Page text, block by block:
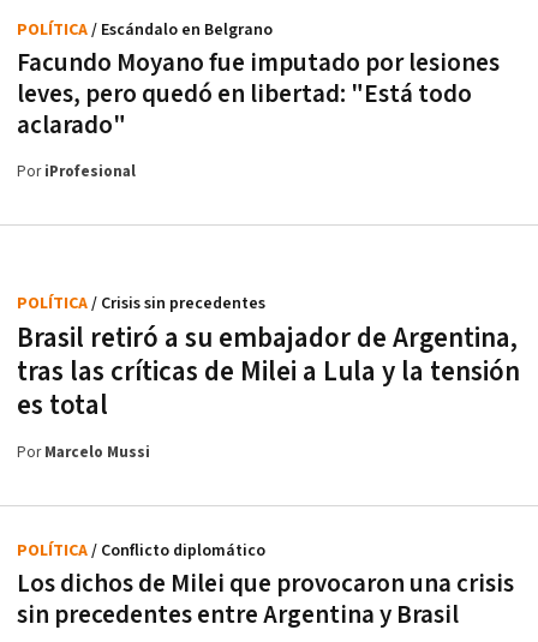
Facundo Moyano fue imputado por lesiones
leves, pero quedó en libertad: "Está todo
aclarado"
POLÍTICA/ Escándalo en Belgrano
PoriProfesional
Brasil retiró a su embajador de Argentina,
tras las críticas de Milei a Lula y la tensión
es total
POLÍTICA/ Crisis sin precedentes
PorMarcelo Mussi
Los dichos de Milei que provocaron una crisis
sin precedentes entre Argentina y Brasil
POLÍTICA/ Conflicto diplomático